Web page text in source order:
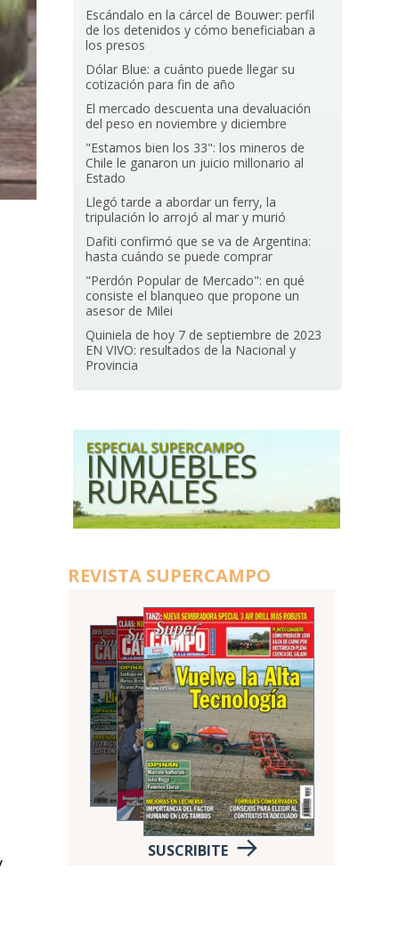
Escándalo en la cárcel de Bouwer: perfil
de los detenidos y cómo beneficiaban a
los presos
Dólar Blue: a cuánto puede llegar su
cotización para fin de año
El mercado descuenta una devaluación
del peso en noviembre y diciembre
"Estamos bien los 33": los mineros de
Chile le ganaron un juicio millonario al
Estado
Llegó tarde a abordar un ferry, la
tripulación lo arrojó al mar y murió
Dafiti confirmó que se va de Argentina:
hasta cuándo se puede comprar
"Perdón Popular de Mercado": en qué
consiste el blanqueo que propone un
asesor de Milei
Quiniela de hoy 7 de septiembre de 2023
EN VIVO: resultados de la Nacional y
Provincia
REVISTA SUPERCAMPO
SUSCRIBITE